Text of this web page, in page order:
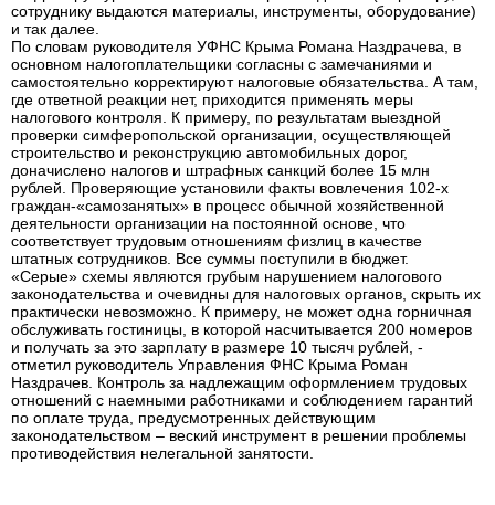
сотруднику выдаются материалы, инструменты, оборудование)
и так далее.
По словам руководителя УФНС Крыма Романа Наздрачева, в
основном налогоплательщики согласны с замечаниями и
самостоятельно корректируют налоговые обязательства. А там,
где ответной реакции нет, приходится применять меры
налогового контроля. К примеру, по результатам выездной
проверки симферопольской организации, осуществляющей
строительство и реконструкцию автомобильных дорог,
доначислено налогов и штрафных санкций более 15 млн
рублей. Проверяющие установили факты вовлечения 102-х
граждан-«самозанятых» в процесс обычной хозяйственной
деятельности организации на постоянной основе, что
соответствует трудовым отношениям физлиц в качестве
штатных сотрудников. Все суммы поступили в бюджет.
«Серые» схемы являются грубым нарушением налогового
законодательства и очевидны для налоговых органов, скрыть их
практически невозможно. К примеру, не может одна горничная
обслуживать гостиницы, в которой насчитывается 200 номеров
и получать за это зарплату в размере 10 тысяч рублей, -
отметил руководитель Управления ФНС Крыма Роман
Наздрачев. Контроль за надлежащим оформлением трудовых
отношений с наемными работниками и соблюдением гарантий
по оплате труда, предусмотренных действующим
законодательством – веский инструмент в решении проблемы
противодействия нелегальной занятости.